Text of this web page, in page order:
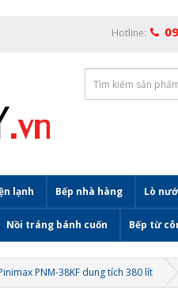
Hotline:
lạnh Bếp nhà hàng Lò
Nồi tráng bánh cuốn Bếp từ
PNM-38KF dung tích 380 lít